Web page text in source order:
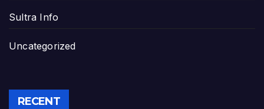
Sultra Info
Uncategorized
RECENT